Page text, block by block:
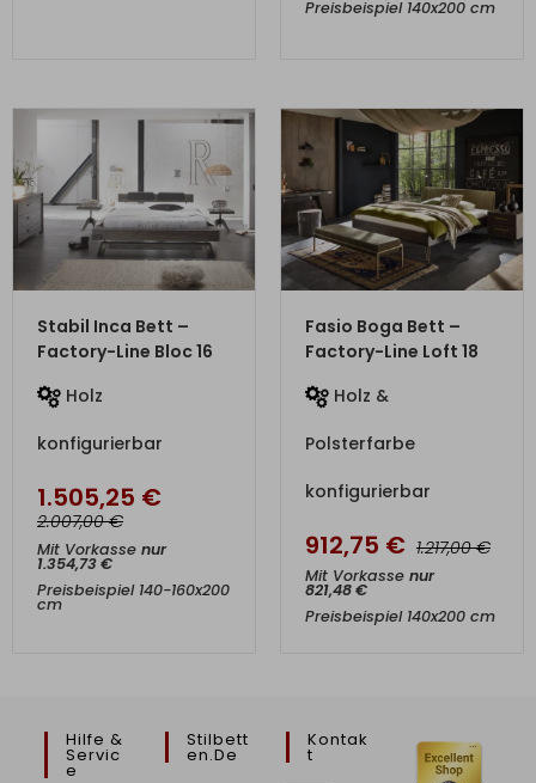
Preisbeispiel 140x200 cm
ZUM PRODUKT
Stabil Inca Bett –
Factory-Line Bloc 16
Holz
konfigurierbar
1.505,25 €
2.007,00€
Mit Vorkasse nur
1.354,73€
Preisbeispiel 140-160x200
cm
Fasio Boga Bett –
Factory-Line Loft 18
Holz &
Polsterfarbe
konfigurierbar
912,75 € 1.217,00€
Mit Vorkasse nur
821,48€
Preisbeispiel 140x200 cm
Hilfe &
Servic
E
Stilbett
En.de
Kontak
T